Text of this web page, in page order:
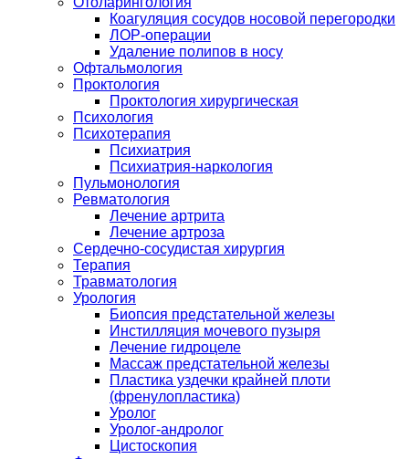
Коагуляция сосудов носовой перегородки
ЛОР-операции
Удаление полипов в носу
Офтальмология
Проктология
Проктология хирургическая
Психология
Психотерапия
Психиатрия
Психиатрия-наркология
Пульмонология
Ревматология
Лечение артрита
Лечение артроза
Сердечно-сосудистая хирургия
Терапия
Травматология
Урология
Биопсия предстательной железы
Инстилляция мочевого пузыря
Лечение гидроцеле
Массаж предстательной железы
Пластика уздечки крайней плоти
(френулопластика)
Уролог
Уролог-андролог
Цистоскопия